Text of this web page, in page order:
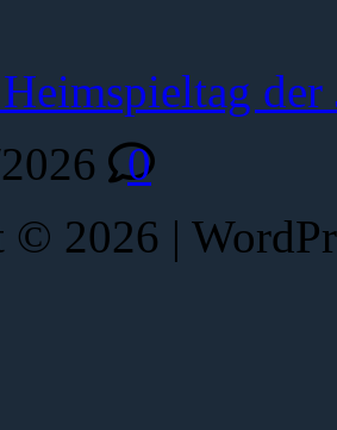
der
0
2026 |